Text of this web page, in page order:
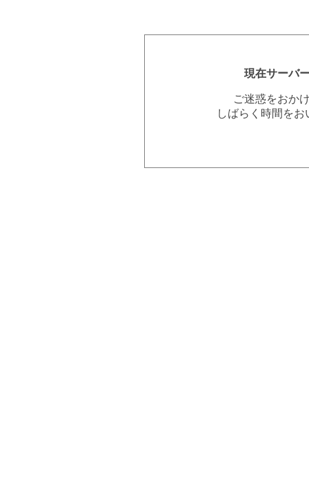
現在サーバ
ご迷惑をおか
しばらく時間を